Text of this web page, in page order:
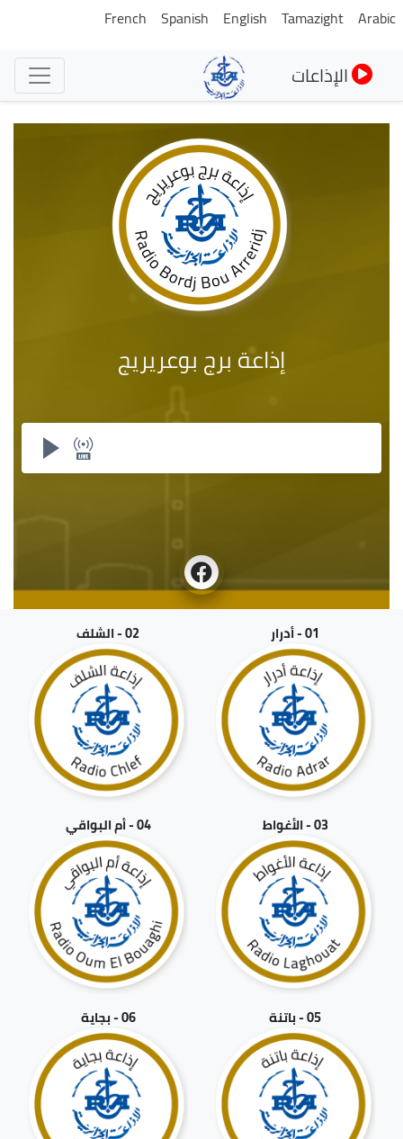
تجاوز
Arabic
Tamazight
English
Spanish
French
الإذاعات
إذاعة برج بوعريريج
01 - أدرار 02 - الشلف
03 - الأغواط 04 - أم البواقي
05 - باتنة 06 - بجاية